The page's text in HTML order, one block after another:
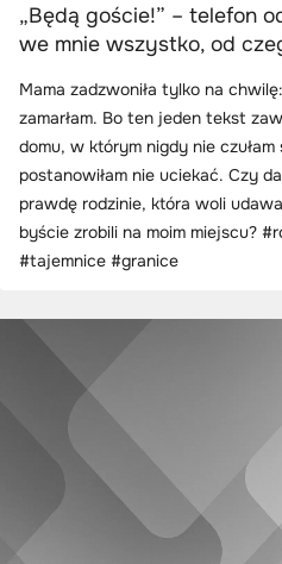
„Będą goście!” – telefon
we mnie wszystko, od
Mama zadzwoniła tylko na
zamarłam. Bo ten jeden tekst
domu, w którym nigdy nie
postanowiłam nie uciekać. Czy
prawdę rodzinie, która woli
byście zrobili na moim miejscu?
#tajemnice #granice